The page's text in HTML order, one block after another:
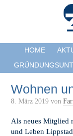
HOME
Wohnen
8. März 2019 von
Als neues Mitglied
und Leben